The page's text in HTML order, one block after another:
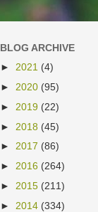
BLOG ARCHIVE
► 2021 (4)
► 2020 (95)
► 2019 (22)
► 2018 (45)
► 2017 (86)
► 2016 (264)
► 2015 (211)
► 2014 (334)